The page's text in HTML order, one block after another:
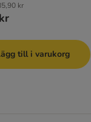
kr
till i varukorg